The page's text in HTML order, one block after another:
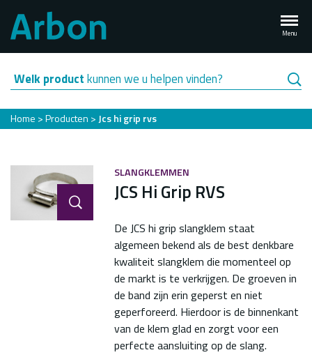
naar
de
inhoud
gaan
Menu
Welk productkunnen we u helpen vinden?
Kruimelpad
Home Producten Jcs hi grip rvs
SLANGKLEMMEN
JCS Hi Grip RVS
De JCS hi grip slangklem staat
algemeen bekend als de best denkbare
kwaliteit slangklem die momenteel op
de markt is te verkrijgen. De groeven in
de band zijn erin geperst en niet
geperforeerd. Hierdoor is de binnenkant
van de klem glad en zorgt voor een
perfecte aansluiting op de slang.